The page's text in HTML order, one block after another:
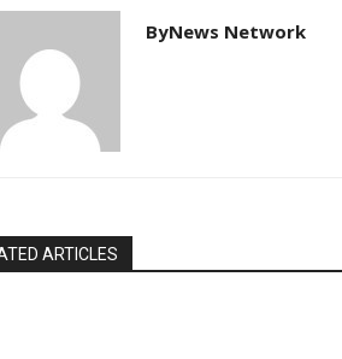
ByNews Network
ARTICLES